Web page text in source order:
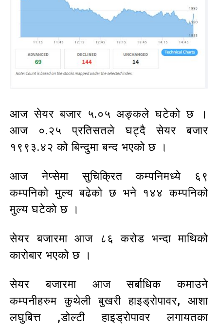
आज सेयर बजार ५.०५ अङ्कले घटेको छ ।
आज ०.२५ प्रतिसतले घट्दै सेयर बजार
१९९३.४२ को बिन्दुमा बन्द भएको छ ।
आज नेप्सेमा सुचिक्रित कम्पनिमध्ये ६९
कम्पनिको मुल्य बढेको छ भने १४४ कम्पनिको
मुल्य घटेको छ ।
सेयर बजारमा आज ८६ करोड भन्दा माथिको
कारोबार भएको छ ।
सेयर बजारमा आज सर्बाधिक कमाउने
कम्पनीहरुम कुथेली बुखरी हाइड्रोपावर, आशा
लघुबित्त ,डोल्टी हाइड्रोपावर लगायतका